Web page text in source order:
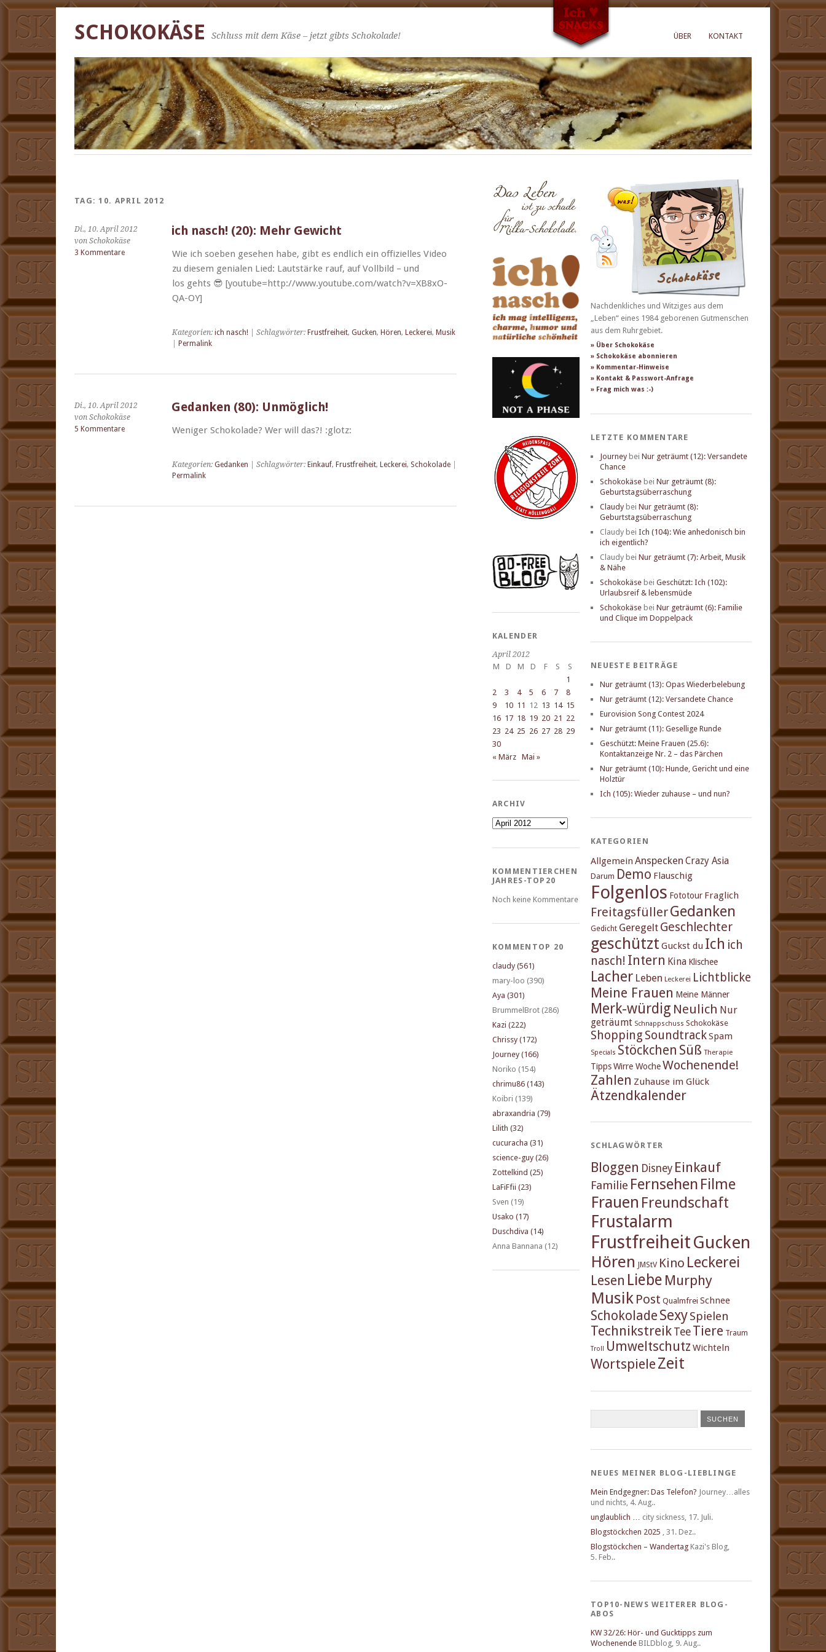
ÜBER KONTAKT
SCHOKOKÄSE Schluss mit dem Käse – jetzt gibts Schokolade!
TAG:10. APRIL 2012
Di., 10. April 2012
von Schokokäse
3 Kommentare
ich nasch! (20): Mehr Gewicht
Wie ich soeben gese­hen habe, gibt es endlich ein offizielles Video
zu diesem genialen Lied: Laut­stärke rauf, auf Voll­bild – und
los gehts 😎 [youtube=http://www.youtube.com/watch?v=XB8xO-
QA-OY]
Kategorien: ich nasch!| Schlagwörter: Frustfreiheit, Gucken, Hören, Leckerei, Musik
Permalink
Di., 10. April 2012
von Schokokäse
5 Kommentare
Gedanken (80): Unmöglich!
Weniger Schoko­lade? Wer will das?! :glotz:
Kategorien: Gedanken | Schlagwörter: Einkauf, Frustfreiheit, Leckerei, Schokolade|
Permalink
KALENDER
April 2012
M
D M D F S
S
1
2
3 4 5 6 7
8
9
10 11 12 13 14 15
16 17 18 19 20 21 22
23 24 25 26 27 28 29
30
« März
Mai »
ARCHIV
Archiv
KOMMENTIERCHEN
JAHRES-TOP20
Noch keine Kommentare
KOMMENTOP 20
claudy (561)
mary-loo (390)
Aya (301)
BrummelBrot (286)
Kazi (222)
Chrissy (172)
Journey (166)
Noriko (154)
chrimu86 (143)
Koibri (139)
abraxandria (79)
Lilith (32)
cucuracha (31)
science-guy (26)
Zottelkind (25)
LaFiFfii (23)
Sven (19)
Usako (17)
Duschdiva (14)
Anna Bannana (12)
Nachdenkliches und Witziges aus dem
„Leben“ eines 1984 geborenen Gutmenschen
aus dem Ruhrgebiet.
» Über Schokokäse
» Schokokäse abonnieren
» Kommentar-Hinweise
» Kontakt & Passwort-Anfrage
» Frag mich was :-)
LETZTE KOMMENTARE
Journey bei Nur geträumt (12): Versandete
Chance
Schokokäse bei Nur geträumt (8):
Geburtstagsüberraschung
Claudy bei Nur geträumt (8):
Geburtstagsüberraschung
Claudy bei Ich (104): Wie anhedonisch bin
ich eigentlich?
Claudy bei Nur geträumt (7): Arbeit, Musik
& Nähe
Schokokäse bei Geschützt: Ich (102):
Urlaubsreif & lebensmüde
Schokokäse bei Nur geträumt (6): Familie
und Clique im Doppelpack
NEUESTE BEITRÄGE
Nur geträumt (13): Opas Wiederbelebung
Nur geträumt (12): Versandete Chance
Eurovision Song Contest 2024
Nur geträumt (11): Gesellige Runde
Geschützt: Meine Frauen (25.6):
Kontaktanzeige Nr. 2 – das Pärchen
Nur geträumt (10): Hunde, Gericht und eine
Holztür
Ich (105): Wieder zuhause – und nun?
KATEGORIEN
Allgemein Anspecken Crazy Asia
Darum Demo Flauschig
Folgenlos Fototour Fraglich
FreitagsfüllerGedanken
Gedicht Geregelt Geschlechter
geschützt Guckst du Ich ich
nasch! Intern Kina Klischee
Lacher Leben Leckerei Lichtblicke
Meine Frauen Meine Männer
Merk-würdig Neulich Nur
geträumt Schnappschuss Schokokäse
Shopping SoundtrackSpam
Specials Stöckchen Süß Therapie
TippsWirre WocheWochenende!
Zahlen Zuhause im Glück
Ätzendkalender
SCHLAGWÖRTER
Bloggen Disney Einkauf
Familie Fernsehen Filme
Frauen Freundschaft
Frustalarm
FrustfreiheitGucken
Hören JMStV Kino Leckerei
Lesen Liebe Murphy
Musik Post Qualmfrei Schnee
Schokolade SexySpielen
Technikstreik Tee Tiere Traum
Troll Umweltschutz Wichteln
Wortspiele Zeit
NEUES MEINER BLOG-LIEBLINGE
Mein Endgegner: Das Telefon? Journey…alles
und nichts, 4. Aug..
unglaublich … city sickness, 17. Juli.
Blogstöckchen 2025 , 31. Dez..
Blogstöckchen – Wandertag Kazi's Blog,
5. Feb..
TOP10-NEWS WEITERER BLOG-
ABOS
KW 32/26: Hör- und Gucktipps zum
Wochenende BILDblog, 9. Aug..